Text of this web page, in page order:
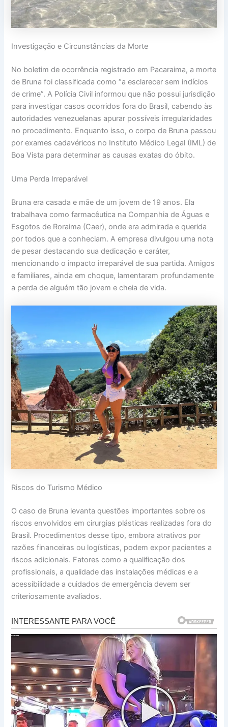
Investigação e Circunstâncias da Morte
No boletim de ocorrência registrado em Pacaraima, a morte
de Bruna foi classificada como “a esclarecer sem indícios
de crime”. A Polícia Civil informou que não possui jurisdição
para investigar casos ocorridos fora do Brasil, cabendo às
autoridades venezuelanas apurar possíveis irregularidades
no procedimento. Enquanto isso, o corpo de Bruna passou
por exames cadavéricos no Instituto Médico Legal (IML) de
Boa Vista para determinar as causas exatas do óbito.
Uma Perda Irreparável
Bruna era casada e mãe de um jovem de 19 anos. Ela
trabalhava como farmacêutica na Companhia de Águas e
Esgotos de Roraima (Caer), onde era admirada e querida
por todos que a conheciam. A empresa divulgou uma nota
de pesar destacando sua dedicação e caráter,
mencionando o impacto irreparável de sua partida. Amigos
e familiares, ainda em choque, lamentaram profundamente
a perda de alguém tão jovem e cheia de vida.
Riscos do Turismo Médico
O caso de Bruna levanta questões importantes sobre os
riscos envolvidos em cirurgias plásticas realizadas fora do
Brasil. Procedimentos desse tipo, embora atrativos por
razões financeiras ou logísticas, podem expor pacientes a
riscos adicionais. Fatores como a qualificação dos
profissionais, a qualidade das instalações médicas e a
acessibilidade a cuidados de emergência devem ser
criteriosamente avaliados.